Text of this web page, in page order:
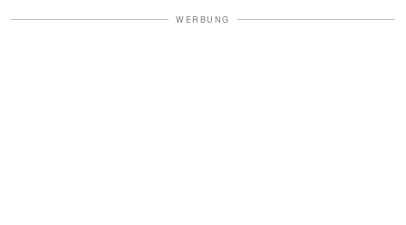
WERBUNG